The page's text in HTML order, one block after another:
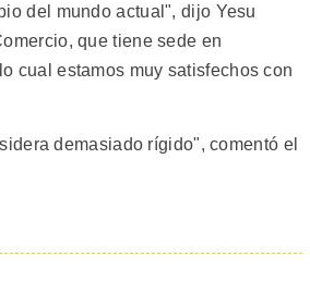
del mundo actual", dijo Yesu
que tiene sede en
cual estamos muy satisfechos con
demasiado rígido", comentó el